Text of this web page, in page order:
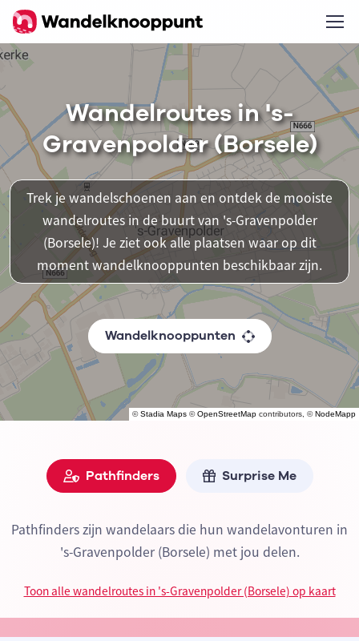
©Stadia Maps ©OpenStreetMap contributors, ©NodeMapp
Wandelroutes in 's-
Gravenpolder (Borsele)
Trek je wandelschoenen aan en ontdek de mooiste
wandelroutes in de buurt van 's-Gravenpolder
(Borsele)! Je ziet ook alle plaatsen waar op dit
moment wandelknooppunten beschikbaar zijn.
Wandelknooppunten
Pathfinders Surprise Me
Pathfinders zijn wandelaars die hun wandelavonturen in
's-Gravenpolder (Borsele) met jou delen.
Toon alle wandelroutes in 's-Gravenpolder (Borsele) op kaart